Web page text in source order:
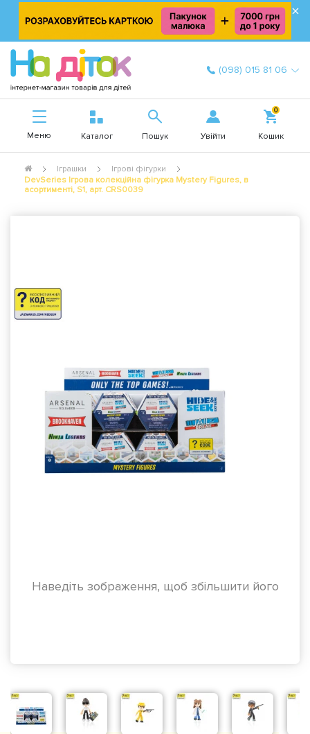
×
(098) 015 81 06
Меню Каталог Пошук Увійти
0
Кошик
Іграшки
Ігрові фігурки
DevSeries Ігрова колекційна фігурка Mystery Figures, в
асортименті, S1, арт. CRS0039
Наведіть зображення, щоб збільшити його